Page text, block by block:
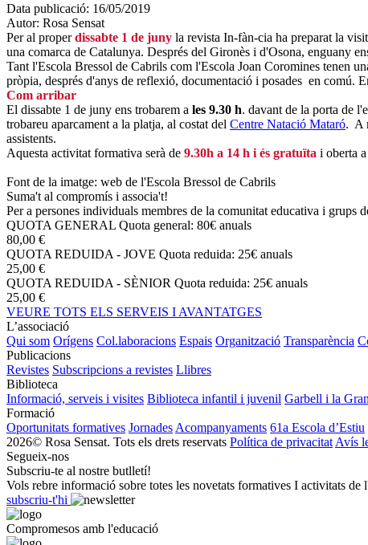
Data publicació: 16/05/2019
Autor: Rosa Sensat
Per al properdissabte 1 de juny la revista In-fàn-cia ha preparat la
una comarca de Catalunya. Després del Gironès i d'Osona, enguany
Tant l'Escola Bressol de Cabrils com l'Escola Joan Coromines tenen
pròpia, després d'anys de reflexió, documentació i posades en comú.
Com arribar
El dissabte 1 de juny ens trobarem a les 9.30 h. davant de la porta de
trobareu aparcament a la platja, al costat del Centre Natació Mataró. A
assistents.
Aquesta activitat formativa serà de 9.30h a 14 h i és gratuïta i oberta
Font de la imatge: web de l'Escola Bressol de Cabrils
Suma't al compromís i associa't!
Per a persones individuals membres de la comunitat educativa i grups
QUOTA GENERAL Quota general: 80€ anuals
80,00 €
QUOTA REDUIDA - JOVE Quota reduida: 25€ anuals
25,00 €
QUOTA REDUIDA - SÈNIOR Quota reduida: 25€ anuals
25,00 €
VEURE TOTS ELS SERVEIS I AVANTATGES
L’associació
Qui som Orígens Col.laboracions Espais Organització Transparència
Publicacions
Revistes Subscripcions a revistes Llibres
Biblioteca
Informació, serveis i visites Biblioteca infantil i juvenil Garbell i la
Formació
Oportunitats formatives Jornades Acompanyaments 61a Escola d’Estiu
2026© Rosa Sensat. Tots els drets reservats Política de privacitat Avís
Segueix-nos
Subscriu-te al nostre butlletí!
Vols rebre informació sobre totes les novetats formatives I activitats de
subscriu-t'hi
Compromesos amb l'educació